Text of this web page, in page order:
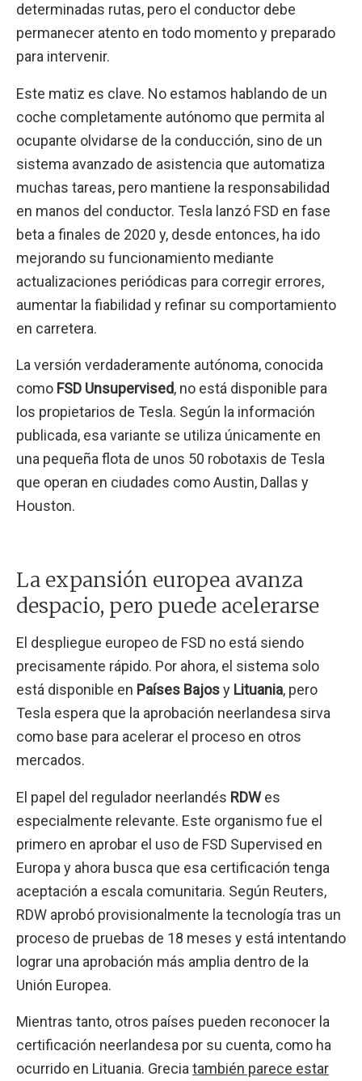
determinadas rutas, pero el conductor debe
permanecer atento en todo momento y preparado
para intervenir.
Este matiz es clave. No estamos hablando de un
coche completamente autónomo que permita al
ocupante olvidarse de la conducción, sino de un
sistema avanzado de asistencia que automatiza
muchas tareas, pero mantiene la responsabilidad
en manos del conductor. Tesla lanzó FSD en fase
beta a finales de 2020 y, desde entonces, ha ido
mejorando su funcionamiento mediante
actualizaciones periódicas para corregir errores,
aumentar la fiabilidad y refinar su comportamiento
en carretera.
La versión verdaderamente autónoma, conocida
como FSD Unsupervised, no está disponible para
los propietarios de Tesla. Según la información
publicada, esa variante se utiliza únicamente en
una pequeña flota de unos 50 robotaxis de Tesla
que operan en ciudades como Austin, Dallas y
Houston.
La expansión europea avanza
despacio, pero puede acelerarse
El despliegue europeo de FSD no está siendo
precisamente rápido. Por ahora, el sistema solo
está disponible en Países Bajosy Lituania, pero
Tesla espera que la aprobación neerlandesa sirva
como base para acelerar el proceso en otros
mercados.
El papel del regulador neerlandés RDWes
especialmente relevante. Este organismo fue el
primero en aprobar el uso de FSD Supervised en
Europa y ahora busca que esa certificación tenga
aceptación a escala comunitaria. Según Reuters,
RDW aprobó provisionalmente la tecnología tras un
proceso de pruebas de 18 meses y está intentando
lograr una aprobación más amplia dentro de la
Unión Europea.
Mientras tanto, otros países pueden reconocer la
certificación neerlandesa por su cuenta, como ha
ocurrido en Lituania. Grecia también parece estar